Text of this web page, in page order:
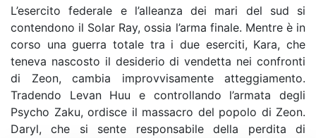
L’esercito federale e l’alleanza dei mari del sud si
contendono il Solar Ray, ossia l’arma finale. Mentre è in
corso una guerra totale tra i due eserciti, Kara, che
teneva nascosto il desiderio di vendetta nei confronti
di Zeon, cambia improvvisamente atteggiamento.
Tradendo Levan Huu e controllando l’armata degli
Psycho Zaku, ordisce il massacro del popolo di Zeon.
Daryl, che si sente responsabile della perdita di